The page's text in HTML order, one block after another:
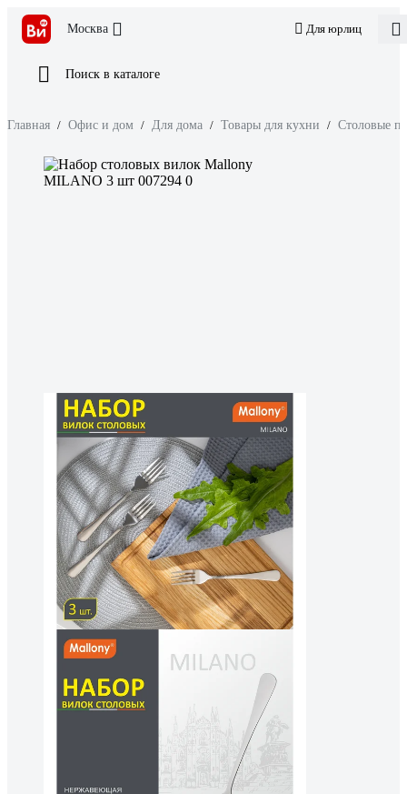
Москва Для юрлиц
Поиск в каталоге
Главная / Офис и дом / Для дома / Товары для кухни / Столовые